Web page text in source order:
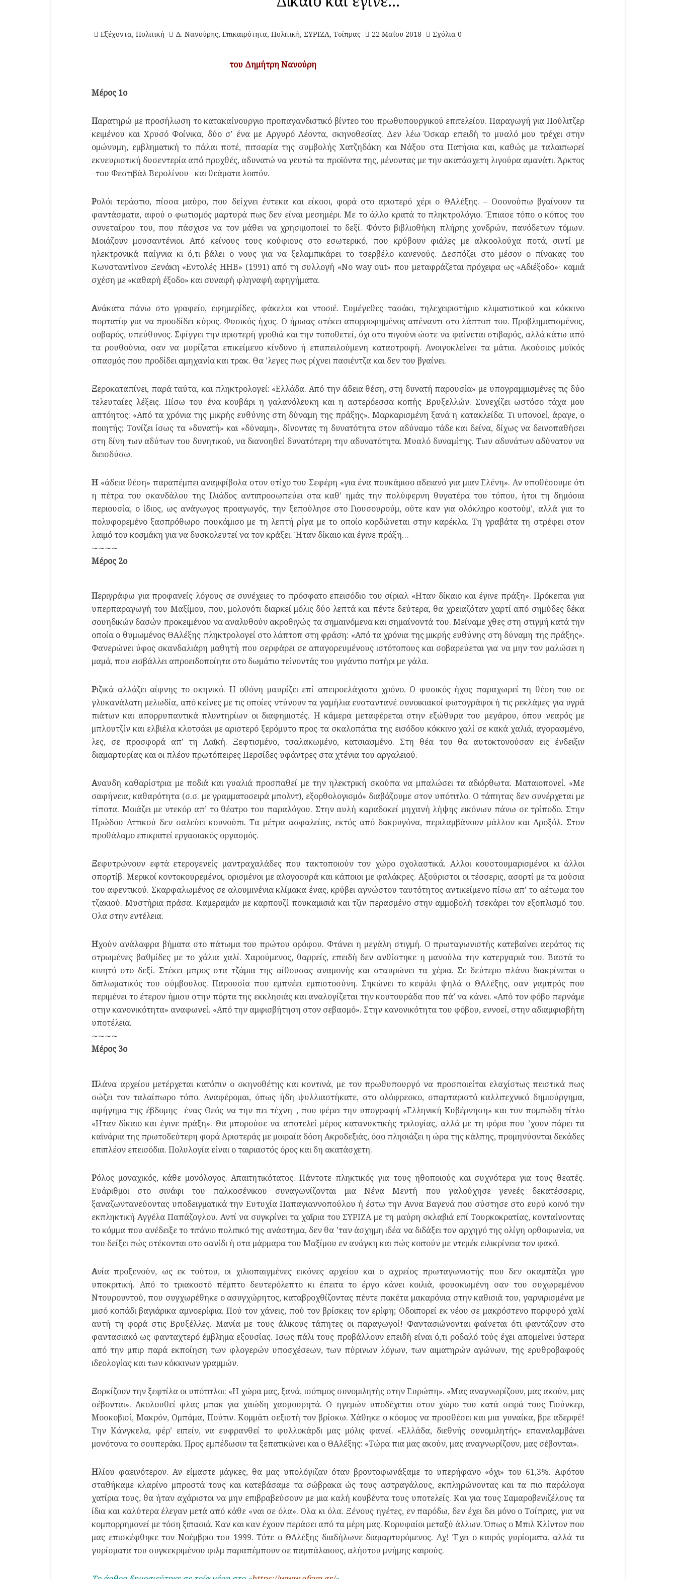
Εξέχοντα, Πολιτική Δ. Νανούρης, Επικαιρότητα, Πολιτική, ΣΥΡΙΖΑ, Τσίπρας 22 Μαΐου 2018 Σχόλια 0
του Δημήτρη Νανούρη
Μέρος 1ο
Παρατηρώ με προσήλωση το κατακαίνουργιο προπαγανδιστικό βίντεο του πρωθυπουργικού επιτελείου. Παραγωγή για Πούλιτζερ
κειμένου και Χρυσό Φοίνικα, δύο σ’ ένα με Αργυρό Λέοντα, σκηνοθεσίας. Δεν λέω Όσκαρ επειδή το μυαλό μου τρέχει στην
ομώνυμη, εμβληματική το πάλαι ποτέ, πιτσαρία της συμβολής Χατζηδάκη και Νάξου στα Πατήσια και, καθώς με ταλαιπωρεί
εκνευριστική δυσεντερία από προχθές, αδυνατώ να γευτώ τα προϊόντα της, μένοντας με την ακατάσχετη λιγούρα αμανάτι. Άρκτος
–του Φεστιβάλ Βερολίνου– και θεάματα λοιπόν.
Ρολόι τεράστιο, πίσσα μαύρο, που δείχνει έντεκα και είκοσι, φορά στο αριστερό χέρι ο ΘΑλέξης. – Οσονούπω βγαίνουν τα
φαντάσματα, αφού ο φωτισμός μαρτυρά πως δεν είναι μεσημέρι. Με το άλλο κρατά το πληκτρολόγιο. Έπιασε τόπο ο κόπος του
συνεταίρου του, που πάσχισε να τον μάθει να χρησιμοποιεί το δεξί. Φόντο βιβλιοθήκη πλήρης χονδρών, πανόδετων τόμων.
Μοιάζουν μουσαντένιοι. Από κείνους τους κούφιους στο εσωτερικό, που κρύβουν φιάλες με αλκοολούχα ποτά, σιντί με
ηλεκτρονικά παίγνια κι ό,τι βάλει ο νους για να ξελαμπικάρει το τσερβέλο κανενούς. Δεσπόζει στο μέσον ο πίνακας του
Κωνσταντίνου Ξενάκη «Εντολές ΗΗΒ» (1991) από τη συλλογή «No way out» που μεταφράζεται πρόχειρα ως «Αδιέξοδο»· καμιά
σχέση με «καθαρή έξοδο» και συναφή φληναφή αφηγήματα.
Ανάκατα πάνω στο γραφείο, εφημερίδες, φάκελοι και ντοσιέ. Ευμέγεθες τασάκι, τηλεχειριστήριο κλιματιστικού και κόκκινο
πορτατίφ για να προσδίδει κύρος. Φυσικός ήχος. Ο ήρωας στέκει απορροφημένος απέναντι στο λάπτοπ του. Προβληματισμένος,
σοβαρός, υπεύθυνος. Σφίγγει την αριστερή γροθιά και την τοποθετεί, όχι στο πιγούνι ώστε να φαίνεται στιβαρός, αλλά κάτω από
τα ρουθούνια, σαν να μυρίζεται επικείμενο κίνδυνο ή επαπειλούμενη καταστροφή. Ανοιγοκλείνει τα μάτια. Ακούσιος μυϊκός
σπασμός που προδίδει αμηχανία και τρακ. Θα ’λεγες πως ρίχνει πασιέντζα και δεν του βγαίνει.
Ξεροκαταπίνει, παρά ταύτα, και πληκτρολογεί: «Ελλάδα. Από την άδεια θέση, στη δυνατή παρουσία» με υπογραμμισμένες τις δύο
τελευταίες λέξεις. Πίσω του ένα κουβάρι η γαλανόλευκη και η αστερόεσσα κοπής Βρυξελλών. Συνεχίζει ωστόσο τάχα μου
απτόητος: «Από τα χρόνια της μικρής ευθύνης στη δύναμη της πράξης». Μαρκαρισμένη ξανά η κατακλείδα. Τι υπονοεί, άραγε, ο
ποιητής; Τονίζει ίσως τα «δυνατή» και «δύναμη», δίνοντας τη δυνατότητα στον αδύναμο τάδε και δείνα, δίχως να δεινοπαθήσει
στη δίνη των αδύτων του δυνητικού, να διανοηθεί δυνατότερη την αδυνατότητα. Μυαλό δυναμίτης. Των αδυνάτων αδύνατον να
διεισδύσω.
Η «άδεια θέση» παραπέμπει αναμφίβολα στον στίχο του Σεφέρη «για ένα πουκάμισο αδειανό για μιαν Ελένη». Αν υποθέσουμε ότι
η πέτρα του σκανδάλου της Ιλιάδος αντιπροσωπεύει στα καθ’ ημάς την πολύφερνη θυγατέρα του τόπου, ήτοι τη δημόσια
περιουσία, ο ίδιος, ως ανάγωγος προαγωγός, την ξεπούλησε στο Γιουσουρούμ, ούτε καν για ολόκληρο κοστούμ’, αλλά για το
πολυφορεμένο ξασπρόθωρο πουκάμισο με τη λεπτή ρίγα με το οποίο κορδώνεται στην καρέκλα. Τη γραβάτα τη στρέφει στον
λαιμό του κοσμάκη για να δυσκολευτεί να τον κράξει. Ήταν δίκαιο και έγινε πράξη…
∼∼∼∼
Μέρος 2ο
Περιγράφω για προφανείς λόγους σε συνέχειες το πρόσφατο επεισόδιο του σίριαλ «Ηταν δίκαιο και έγινε πράξη». Πρόκειται για
υπερπαραγωγή του Μαξίμου, που, μολονότι διαρκεί μόλις δύο λεπτά και πέντε δεύτερα, θα χρειαζόταν χαρτί από σημύδες δέκα
σουηδικών δασών προκειμένου να αναλυθούν ακροθιγώς τα σημαινόμενα και σημαίνοντά του. Μείναμε χθες στη στιγμή κατά την
οποία ο θυμωμένος ΘΑλέξης πληκτρολογεί στο λάπτοπ στη φράση: «Από τα χρόνια της μικρής ευθύνης στη δύναμη της πράξης».
Φανερώνει ύφος σκανδαλιάρη μαθητή που σερφάρει σε απαγορευμένους ιστότοπους και σοβαρεύεται για να μην τον μαλώσει η
μαμά, που εισβάλλει απροειδοποίητα στο δωμάτιο τείνοντάς του γιγάντιο ποτήρι με γάλα.
Ριζικά αλλάζει αίφνης το σκηνικό. Η οθόνη μαυρίζει επί απειροελάχιστο χρόνο. Ο φυσικός ήχος παραχωρεί τη θέση του σε
γλυκανάλατη μελωδία, από κείνες με τις οποίες ντύνουν τα γαμήλια ενσταντανέ συνοικιακοί φωτογράφοι ή τις ρεκλάμες για υγρά
πιάτων και απορρυπαντικά πλυντηρίων οι διαφημιστές. Η κάμερα μεταφέρεται στην εξώθυρα του μεγάρου, όπου νεαρός με
μπλουτζίν και ελβιέλα κλοτσάει με αριστερό ξερόμυτο προς τα σκαλοπάτια της εισόδου κόκκινο χαλί σε κακά χαλιά, αγορασμένο,
λες, σε προσφορά απ’ τη Λαϊκή. Ξεφτισμένο, τσαλακωμένο, κατσιασμένο. Στη θέα του θα αυτοκτονούσαν εις ένδειξιν
διαμαρτυρίας και οι πλέον πρωτόπειρες Περσίδες υφάντρες στα χτένια του αργαλειού.
Αναυδη καθαρίστρια με ποδιά και γυαλιά προσπαθεί με την ηλεκτρική σκούπα να μπαλώσει τα αδιόρθωτα. Ματαιοπονεί. «Με
σαφήνεια, καθαρότητα (σ.σ. με γραμματοσειρά μπολντ), εξορθολογισμό» διαβάζουμε στον υπότιτλο. Ο τάπητας δεν συνέρχεται με
τίποτα. Μοιάζει με ντεκόρ απ’ το θέατρο του παραλόγου. Στην αυλή καραδοκεί μηχανή λήψης εικόνων πάνω σε τρίποδο. Στην
Ηρώδου Αττικού δεν σαλεύει κουνούπι. Τα μέτρα ασφαλείας, εκτός από δακρυγόνα, περιλαμβάνουν μάλλον και Αροξόλ. Στον
προθάλαμο επικρατεί εργασιακός οργασμός.
Ξεφυτρώνουν εφτά ετερογενείς μαντραχαλάδες που τακτοποιούν τον χώρο σχολαστικά. Αλλοι κουστουμαρισμένοι κι άλλοι
σπορτίβ. Μερικοί κοντοκουρεμένοι, ορισμένοι με αλογοουρά και κάποιοι με φαλάκρες. Αξούριστοι οι τέσσερις, ασορτί με τα μούσια
του αφεντικού. Σκαρφαλωμένος σε αλουμινένια κλίμακα ένας, κρύβει αγνώστου ταυτότητος αντικείμενο πίσω απ’ το αέτωμα του
τζακιού. Μυστήρια πράσα. Καμεραμάν με καρπουζί πουκαμισιά και τζιν περασμένο στην αμμοβολή τσεκάρει τον εξοπλισμό του.
Ολα στην εντέλεια.
Ηχούν ανάλαφρα βήματα στο πάτωμα του πρώτου ορόφου. Φτάνει η μεγάλη στιγμή. Ο πρωταγωνιστής κατεβαίνει αεράτος τις
στρωμένες βαθμίδες με το χάλια χαλί. Χαρούμενος, θαρρείς, επειδή δεν ανθίστηκε η μανούλα την κατεργαριά του. Βαστά το
κινητό στο δεξί. Στέκει μπρος στα τζάμια της αίθουσας αναμονής και σταυρώνει τα χέρια. Σε δεύτερο πλάνο διακρίνεται ο
διπλωματικός του σύμβουλος. Παρουσία που εμπνέει εμπιστοσύνη. Σηκώνει το κεφάλι ψηλά ο ΘΑλέξης, σαν γαμπρός που
περιμένει το έτερον ήμισυ στην πόρτα της εκκλησιάς και αναλογίζεται την κουτουράδα που πά’ να κάνει. «Από τον φόβο περνάμε
στην κανονικότητα» αναφωνεί. «Από την αμφισβήτηση στον σεβασμό». Στην κανονικότητα του φόβου, εννοεί, στην αδιαμφισβήτη
υποτέλεια.
∼∼∼∼
Μέρος 3ο
Πλάνα αρχείου μετέρχεται κατόπιν ο σκηνοθέτης και κοντινά, με τον πρωθυπουργό να προσποιείται ελαχίστως πειστικά πως
σώζει τον ταλαίπωρο τόπο. Αναφέρομαι, όπως ήδη ψυλλιαστήκατε, στο ολόφρεσκο, σπαρταριστό καλλιτεχνικό δημιούργημα,
αφήγημα της έβδομης –ένας Θεός να την πει τέχνη–, που φέρει την υπογραφή «Ελληνική Κυβέρνηση» και τον πομπώδη τίτλο
«Ηταν δίκαιο και έγινε πράξη». Θα μπορούσε να αποτελεί μέρος κατανυκτικής τριλογίας, αλλά με τη φόρα που ’χουν πάρει τα
καϊνάρια της πρωτοδεύτερη φορά Αριστεράς με μοιραία δόση Ακροδεξιάς, όσο πλησιάζει η ώρα της κάλπης, προμηνύονται δεκάδες
επιπλέον επεισόδια. Πολυλογία είναι ο ταιριαστός όρος και δη ακατάσχετη.
Ρόλος μοναχικός, κάθε μονόλογος. Απαιτητικότατος. Πάντοτε πληκτικός για τους ηθοποιούς και συχνότερα για τους θεατές.
Ευάριθμοι στο σινάφι του παλκοσένικου συναγωνίζονται μια Νένα Μεντή που γαλούχησε γενεές δεκατέσσερις,
ξαναζωντανεύοντας υποδειγματικά την Ευτυχία Παπαγιαννοπούλου ή έστω την Αννα Βαγενά που σύστησε στο ευρύ κοινό την
εκπληκτική Αγγέλα Παπάζογλου. Αντί να συγκρίνει τα χαΐρια του ΣΥΡΙΖΑ με τη μαύρη σκλαβιά επί Τουρκοκρατίας, κονταίνοντας
το κόμμα που ανέδειξε το τιτάνιο πολιτικό της ανάστημα, δεν θα ’ταν άσχημη ιδέα να διδάξει τον αρχηγό της ολίγη ορθοφωνία, να
του δείξει πώς στέκονται στο σανίδι ή στα μάρμαρα του Μαξίμου εν ανάγκη και πώς κοιτούν με ντεμέκ ειλικρίνεια τον φακό.
Ανία προξενούν, ως εκ τούτου, οι χιλιοπαιγμένες εικόνες αρχείου και ο αχρείος πρωταγωνιστής που δεν σκαμπάζει γρυ
υποκριτική. Από το τριακοστό πέμπτο δευτερόλεπτο κι έπειτα το έργο κάνει κοιλιά, φουσκωμένη σαν του συχωρεμένου
Ντουρουντού, που συγχωρέθηκε ο ασυγχώρητος, καταβροχθίζοντας πέντε πακέτα μακαρόνια στην καθισιά του, γαρνιρισμένα με
μισό κοπάδι βαγιάρικα αμνοερίφια. Πού τον χάνεις, πού τον βρίσκεις τον ερίφη; Οδοιπορεί εκ νέου σε μακρόστενο πορφυρό χαλί
αυτή τη φορά στις Βρυξέλλες. Μανία με τους άλικους τάπητες οι παραγωγοί! Φαντασιώνονται φαίνεται ότι φαντάζουν στο
φαντασιακό ως φανταχτερό έμβλημα εξουσίας. Ισως πάλι τους προβάλλουν επειδή είναι ό,τι ροδαλό τούς έχει απομείνει ύστερα
από την μπιρ παρά εκποίηση των φλογερών υποσχέσεων, των πύρινων λόγων, των αιματηρών αγώνων, της ερυθροβαφούς
ιδεολογίας και των κόκκινων γραμμών.
Ξορκίζουν την ξεφτίλα οι υπότιτλοι: «Η χώρα μας, ξανά, ισότιμος συνομιλητής στην Ευρώπη». «Μας αναγνωρίζουν, μας ακούν, μας
σέβονται». Ακολουθεί φλας μπακ για χαώδη χασμουρητά. Ο ηγεμών υποδέχεται στον χώρο του κατά σειρά τους Γιούνκερ,
Μοσκοβισί, Μακρόν, Ομπάμα, Πούτιν. Κομμάτι σεξιστή τον βρίσκω. Χάθηκε ο κόσμος να προσθέσει και μια γυναίκα, βρε αδερφέ!
Την Κάνγκελα, φέρ’ ειπείν, να ευφρανθεί το φυλλοκάρδι μας μόλις φανεί. «Ελλάδα, διεθνής συνομιλητής» επαναλαμβάνει
μονότονα το σουπεράκι. Προς εμπέδωσιν τα ξεπατικώνει και ο ΘΑλέξης: «Τώρα πια μας ακούν, μας αναγνωρίζουν, μας σέβονται».
Ηλίου φαεινότερον. Αν είμαστε μάγκες, θα μας υπολόγιζαν όταν βροντοφωνάξαμε το υπερήφανο «όχι» του 61,3%. Αφότου
σταθήκαμε κλαρίνο μπροστά τους και κατεβάσαμε τα σώβρακα ώς τους αστραγάλους, εκπληρώνοντας και τα πιο παράλογα
χατίρια τους, θα ήταν αχάριστοι να μην επιβραβεύσουν με μια καλή κουβέντα τους υποτελείς. Και για τους Σαμαροβενιζέλους τα
ίδια και καλύτερα έλεγαν μετά από κάθε «ναι σε όλα». Ολα κι όλα. Ξένους ηγέτες, εν παρόδω, δεν έχει δει μόνο ο Τσίπρας, για να
κομπορρημονεί με τόση ξιπασιά. Καν και καν έχουν περάσει από τα μέρη μας. Κορυφαίοι μεταξύ άλλων. Όπως ο Μπιλ Κλίντον που
μας επισκέφθηκε τον Νοέμβριο του 1999. Τότε ο ΘΑλέξης διαδήλωνε διαμαρτυρόμενος. Αχ! Έχει ο καιρός γυρίσματα, αλλά τα
γυρίσματα του συγκεκριμένου φιλμ παραπέμπουν σε παμπάλαιους, αλήστου μνήμης καιρούς.